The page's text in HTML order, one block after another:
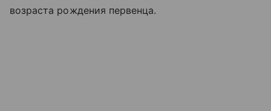
возраста рождения первенца.